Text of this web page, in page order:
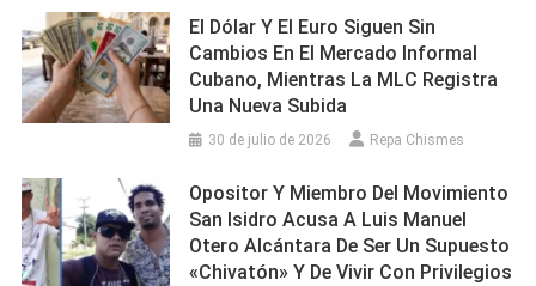
El Dólar Y El Euro Siguen Sin
Cambios En El Mercado Informal
Cubano, Mientras La MLC Registra
Una Nueva Subida
30 de julio de 2026 Repa Chismes
Opositor Y Miembro Del Movimiento
San Isidro Acusa A Luis Manuel
Otero Alcántara De Ser Un Supuesto
«chivatón» Y De Vivir Con Privilegios